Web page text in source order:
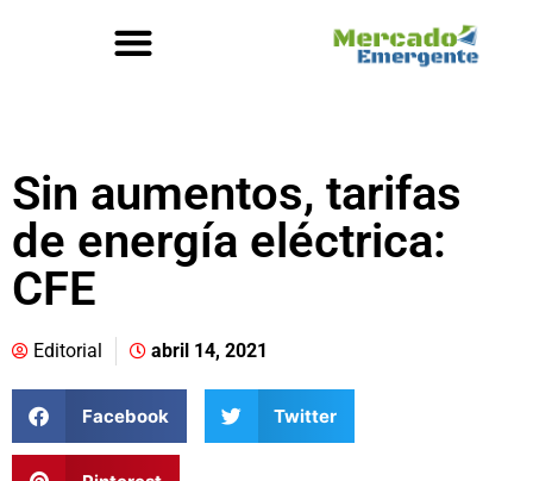
Sin aumentos, tarifas
de energía eléctrica:
CFE
Editorial abril 14, 2021
Facebook Twitter